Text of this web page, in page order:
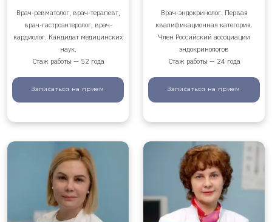
Врач-ревматолог, врач-терапевт,
врач-гастроэнтеролог, врач-
кардиолог. Кандидат медицинских
наук.
Стаж работы — 52 года
Записаться на прием
Врач-эндокринолог. Первая
квалификационная категория.
Член Российский ассоциации
эндокринологов
Стаж работы — 24 года
Записаться на прием